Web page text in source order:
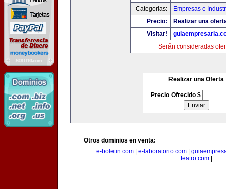
Categorias:
Empresas e
Precio:
Realizar una
Visitar!
Serán consideradas
Realizar una Oferta
Precio Ofrecido $
Otros dominios en venta:
e-boletin.com
e-laboratorio.com
teatro.com|